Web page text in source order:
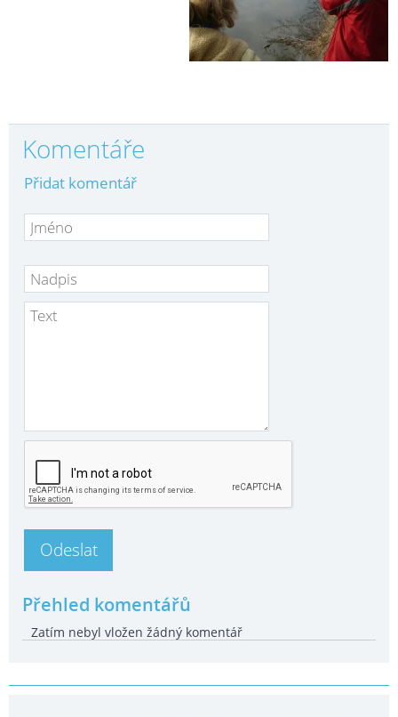
Komentáře
Přidat komentář
Přehled komentářů
Zatím nebyl vložen žádný komentář